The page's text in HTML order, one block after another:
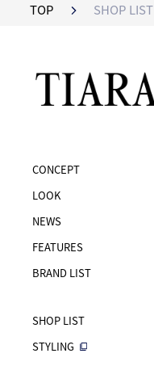
TOP SHOP LIST
CONCEPT
LOOK
NEWS
FEATURES
BRAND LIST
SHOP LIST
STYLING